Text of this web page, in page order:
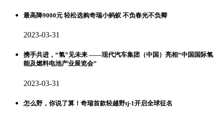
最高降9000元 轻松选购奇瑞小蚂蚁 不负春光不负卿
2023-03-31
携手共进，“氢”见未来 ——现代汽车集团（中国）亮相“中国国际氢
能及燃料电池产业展览会”
2023-03-31
怎么野，你说了算！奇瑞首款轻越野tj-1开启全球征名